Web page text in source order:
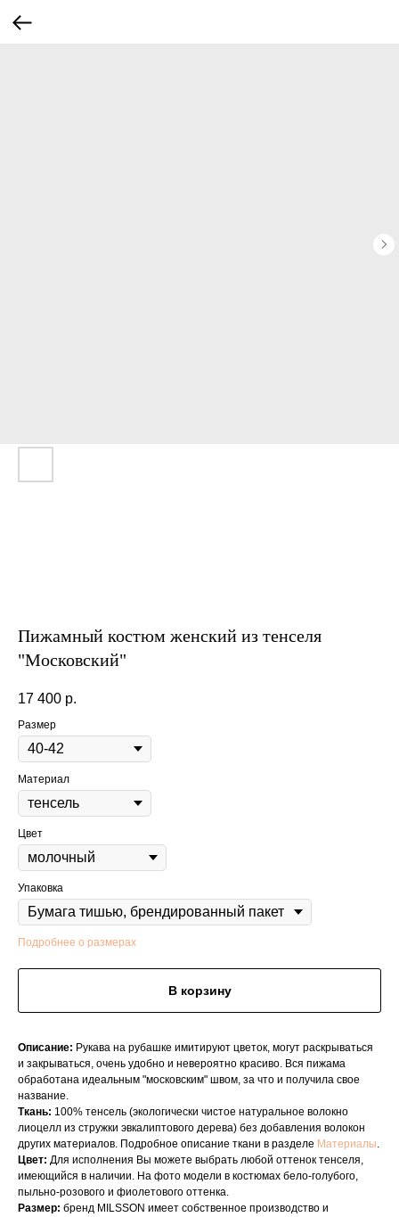
Пижамный костюм женский из тенселя
"Московский"
17 400 р.
Размер
Материал
Цвет
Упаковка
Подробнее о размерах
В корзину
Описание: Рукава на рубашке имитируют цветок, могут раскрываться
и закрываться, очень удобно и невероятно красиво. Вся пижама
обработана идеальным "московским" швом, за что и получила свое
название.
Ткань: 100% тенсель (экологически чистое натуральное волокно
лиоцелл из стружки эвкалиптового дерева) без добавления волокон
других материалов. Подробное описание ткани в разделе Материалы.
Цвет: Для исполнения Вы можете выбрать любой оттенок тенселя,
имеющийся в наличии. На фото модели в костюмах бело-голубого,
пыльно-розового и фиолетового оттенка.
Размер: бренд MILSSON имеет собственное производство и